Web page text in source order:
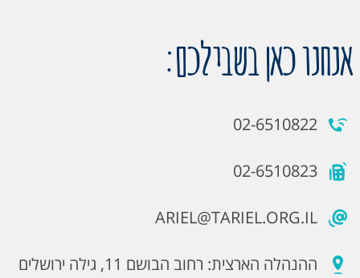
אנחנו כאן בשבילכם:
02-6510822
02-6510823
ARIEL@TARIEL.ORG.IL
ההנהלה הארצית: רחוב הבושם 11, גילה ירושלים